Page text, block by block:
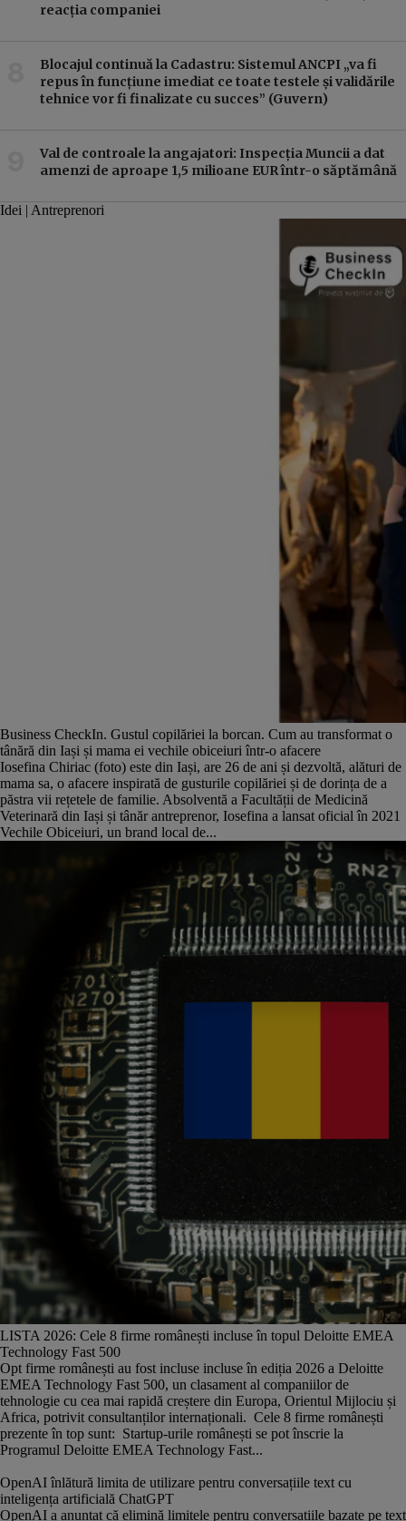
reacția companiei
Blocajul continuă la Cadastru: Sistemul ANCPI „va fi
repus în funcțiune imediat ce toate testele și validările
tehnice vor fi finalizate cu succes” (Guvern)
Val de controale la angajatori: Inspecția Muncii a dat
amenzi de aproape 1,5 milioane EUR într-o săptămână
Idei | Antreprenori
Business CheckIn. Gustul copilăriei la borcan. Cum au transformat o
tânără din Iași și mama ei vechile obiceiuri într-o afacere
Iosefina Chiriac (foto) este din Iași, are 26 de ani și dezvoltă, alături de
mama sa, o afacere inspirată de gusturile copilăriei și de dorința de a
păstra vii rețetele de familie. Absolventă a Facultății de Medicină
Veterinară din Iași și tânăr antreprenor, Iosefina a lansat oficial în 2021
Vechile Obiceiuri, un brand local de...
LISTA 2026: Cele 8 firme românești incluse în topul Deloitte EMEA
Technology Fast 500
Opt firme românești au fost incluse incluse în ediția 2026 a Deloitte
EMEA Technology Fast 500, un clasament al companiilor de
tehnologie cu cea mai rapidă creștere din Europa, Orientul Mijlociu și
Africa, potrivit consultanților internaționali. Cele 8 firme românești
prezente în top sunt: Startup-urile românești se pot înscrie la
Programul Deloitte EMEA Technology Fast...
OpenAI înlătură limita de utilizare pentru conversațiile text cu
inteligența artificială ChatGPT
OpenAI a anunțat că elimină limitele pentru conversațiile bazate pe text